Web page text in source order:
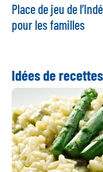
Place de jeu de
pour les familles
Idées de recettes